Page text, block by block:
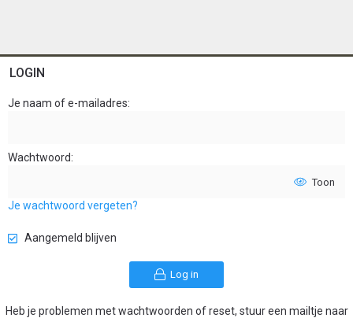
LOGIN
Je naam of e-mailadres
Wachtwoord
Toon
Je wachtwoord vergeten?
Aangemeld blijven
Log in
Heb je problemen met wachtwoorden of reset, stuur een mailtje naar